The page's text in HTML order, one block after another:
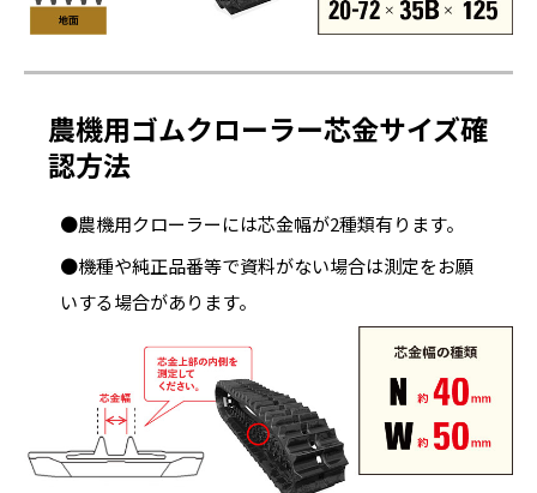
農機用ゴムクローラー芯金サイズ確
認方法
●農機用クローラーには芯金幅が2種類有ります。
●機種や純正品番等で資料がない場合は測定をお願
いする場合があります。